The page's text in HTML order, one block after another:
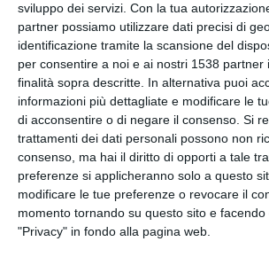
sviluppo dei servizi. Con la tua
partner possiamo utilizzare dati precisi di
identificazione tramite la scansione del
per consentire a noi e ai nostri 1538 partner
finalità sopra descritte. In alternativa puoi
informazioni più dettagliate e modificare le
di acconsentire o di negare il consenso. Si
trattamenti dei dati personali possono non
consenso, ma hai il diritto di opporti a tale
preferenze si applicheranno solo a questo
modificare le tue preferenze o revocare il
momento tornando su questo sito e
"Privacy" in fondo alla pagina web.
INVIA QUESTA
via Email(GRATUITO)
CONDIVIDI
CARTOLINA
Facebook, Twitter,
VEDI ALTRE